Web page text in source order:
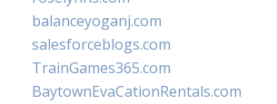
balanceyoganj.com
salesforceblogs.com
TrainGames365.com
BaytownEvaCationRentals.com